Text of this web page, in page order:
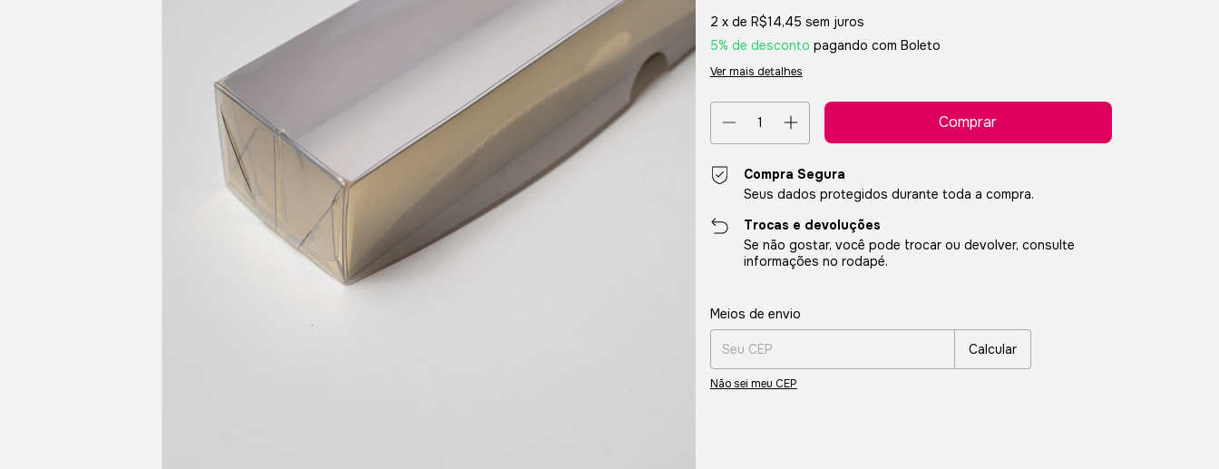
2 x de R$14,45 sem juros
5% de desconto pagando com Boleto
Ver mais detalhes
Compra Segura
Seus dados protegidos durante toda a compra.
Trocas e devoluções
Se não gostar, você pode trocar ou devolver, consulte
informações no rodapé.
Entregas para o CEP:
Meios de envio
Calcular
Não sei meu CEP